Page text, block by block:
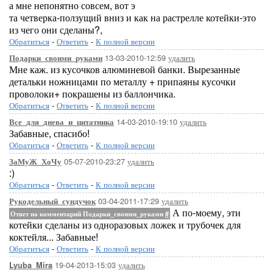
а мне непонятно совсем, вот э
та четверка-ползущий вниз и как на растрелле котейки-это
из чего они сделаны?,
Обратиться - Ответить - К полной версии
Подарки_своими_руками 13-03-2010-12:59 удалить
Мне каж. из кусочков алюминевой банки. Вырезанные
детальки ножницами по металлу + припаяны кусочки
проволоки+ покрашены из баллончика.
Обратиться - Ответить - К полной версии
Все_для_днева_и_цитатника 14-03-2010-19:10 удалить
Забавные, спасибо!
Обратиться - Ответить - К полной версии
ЗаМуЖ_ХоЧу 05-07-2010-23:27 удалить
:)
Обратиться - Ответить - К полной версии
Рукодельный_сундучок03-04-2011-17:29 удалить
Ответ на комментарий Подарки_своими_руками # А по-моему, эти
котейки сделаны из одноразовых ложек и трубочек для
коктейля... Забавные!
Обратиться - Ответить - К полной версии
Lyuba_Mira 19-04-2013-15:03 удалить